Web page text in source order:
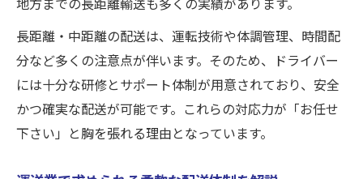
お任せ下さいの精神が中距離で活きる理由
中距離運送でも選ばれる柔軟な配送力
経験者が語る軽貨物運送の魅力と効率化
経験者直伝の高い品質と柔軟な対応術
長距離・中距離の配送は、運転技術や体調管理、時間配
分など多くの注意点が伴います。そのため、ドライバー
には十分な研修とサポート体制が用意されており、安全
かつ確実な配送が可能です。これらの対応力が「お任せ
下さい」と胸を張れる理由となっています。